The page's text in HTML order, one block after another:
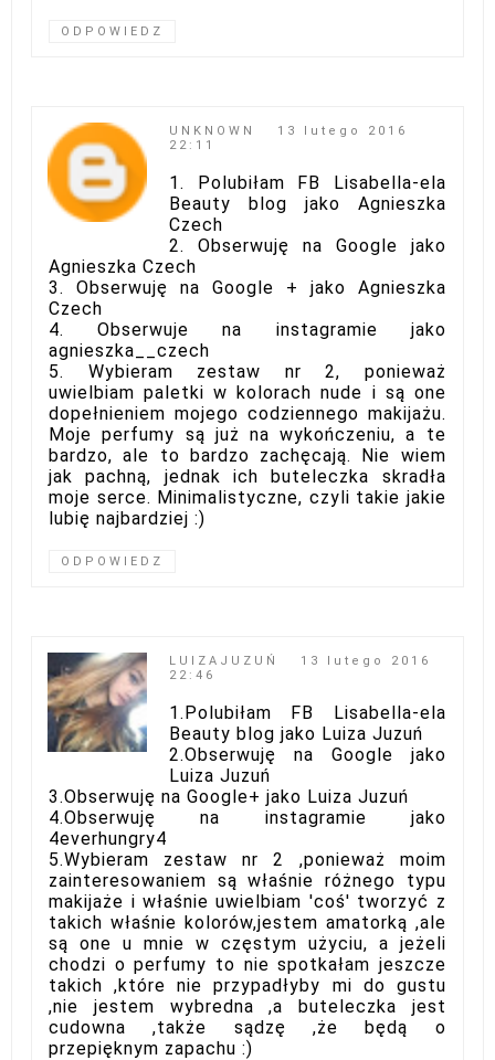
ODPOWIEDZ
UNKNOWN
13 lutego 2016
22:11
1. Polubiłam FB Lisabella-ela
Beauty blog jako Agnieszka
Czech
2. Obserwuję na Google jako
Agnieszka Czech
3. Obserwuję na Google + jako Agnieszka
Czech
4. Obserwuje na instagramie jako
agnieszka__czech
5. Wybieram zestaw nr 2, ponieważ
uwielbiam paletki w kolorach nude i są one
dopełnieniem mojego codziennego makijażu.
Moje perfumy są już na wykończeniu, a te
bardzo, ale to bardzo zachęcają. Nie wiem
jak pachną, jednak ich buteleczka skradła
moje serce. Minimalistyczne, czyli takie jakie
lubię najbardziej :)
ODPOWIEDZ
LUIZAJUZUŃ
13 lutego 2016
22:46
1.Polubiłam FB Lisabella-ela
Beauty blog jako Luiza Juzuń
2.Obserwuję na Google jako
Luiza Juzuń
3.Obserwuję na Google+ jako Luiza Juzuń
4.Obserwuję na instagramie jako
4everhungry4
5.Wybieram zestaw nr 2 ,ponieważ moim
zainteresowaniem są właśnie różnego typu
makijaże i właśnie uwielbiam 'coś' tworzyć z
takich właśnie kolorów,jestem amatorką ,ale
są one u mnie w częstym użyciu, a jeżeli
chodzi o perfumy to nie spotkałam jeszcze
takich ,które nie przypadłyby mi do gustu
,nie jestem wybredna ,a buteleczka jest
cudowna ,także sądzę ,że będą o
przepięknym zapachu :)